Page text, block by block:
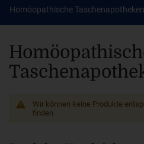
Homöopathische Taschenapotheken
Wir können keine Produkte
finden